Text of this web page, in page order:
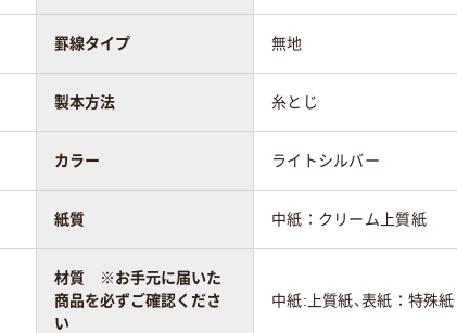
罫線タイプ 無地
製本方法 糸とじ
カラー ライトシルバー
紙質 中紙：クリーム上質紙
材質 ※お手元に届いた
商品を必ずご確認くださ
い
中紙:上質紙、表紙：特殊紙